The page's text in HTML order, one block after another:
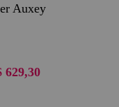
Auxey
629,30